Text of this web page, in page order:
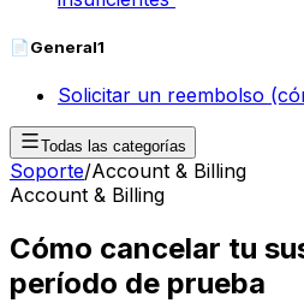
📄General1
Solicitar un reembolso
Todas las categorías
Soporte/Account & Billing
Account & Billing
Cómo cancelar tu
período de prueba